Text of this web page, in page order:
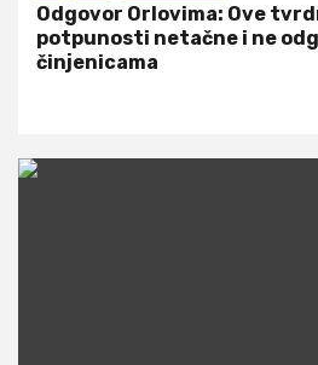
Odgovor Orlovima: ​Ove
potpunosti netačne i ne
činjenicama